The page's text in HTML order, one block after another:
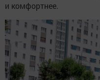
и комфортнее.